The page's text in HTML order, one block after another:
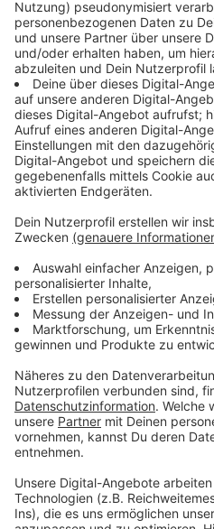
Ich habe Angst, dass er mich
2 Tagen nacheinander
Und dann noch Sport und
form während der Sendung
5 Minuten lang was
der Welt wiederherzustellen!
Aber trotz Beauty-
anders: man muss den Kerl
herzliches, offenes und
erlebt! Anders möchte man
man auch nicht als „Neue“
das haben mir auch ganz viele
erfahren habe, dass meine
mit Arne im Studio stehen
…ob Arne manchmal morgens
MakeUp seiner Frau abdeckt…?
Arne über Celina